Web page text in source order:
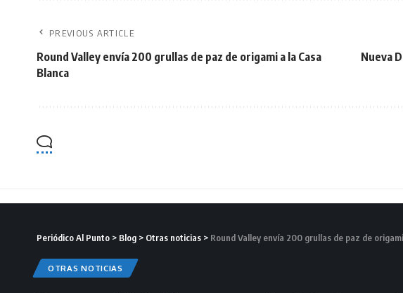
PREVIOUS ARTICLE
Round Valley envía 200 grullas de paz de origami a la Casa
Blanca
Nueva
Periódico Al Punto > Blog > Otras noticias > Round Valley envía 200 grullas de paz de
OTRAS NOTICIAS